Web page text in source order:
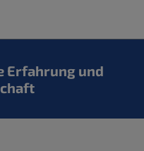
Erfahrung und